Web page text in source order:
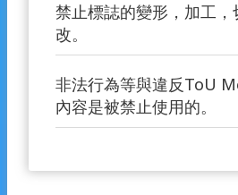
禁止標誌的變形，加工
改。
非法行為等與違反ToU
內容是被禁止使用的。